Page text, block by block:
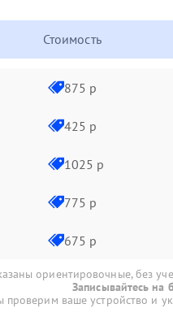
Стоимость
875 р
425 р
1025 р
775 р
675 р
ориентировочные, без
Записывайтесь на
проверим ваше устройство и